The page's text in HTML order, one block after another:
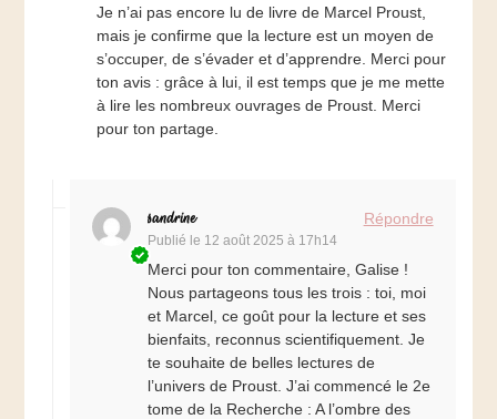
Je n’ai pas encore lu de livre de Marcel Proust,
mais je confirme que la lecture est un moyen de
s’occuper, de s’évader et d’apprendre. Merci pour
ton avis : grâce à lui, il est temps que je me mette
à lire les nombreux ouvrages de Proust. Merci
pour ton partage.
sandrine
Publié le 12 août 2025 à 17h14
Répondre
Merci pour ton commentaire, Galise !
Nous partageons tous les trois : toi, moi
et Marcel, ce goût pour la lecture et ses
bienfaits, reconnus scientifiquement. Je
te souhaite de belles lectures de
l’univers de Proust. J’ai commencé le 2e
tome de la Recherche : A l’ombre des